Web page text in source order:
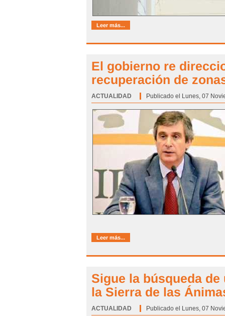
Leer más...
El gobierno re
recuperación de
ACTUALIDAD Publicado el Lunes, 07
Leer más...
Sigue la búsqueda
la Sierra de las
ACTUALIDAD Publicado el Lunes, 07